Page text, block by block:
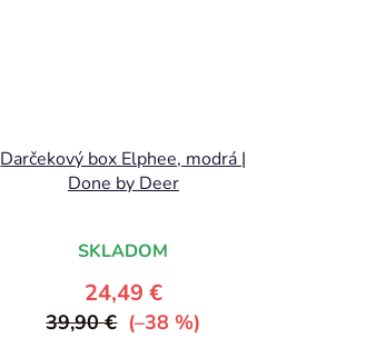
Darčekový box Elphee, modrá |
Done by Deer
SKLADOM
24,49 €
39,90 € (–38 %)